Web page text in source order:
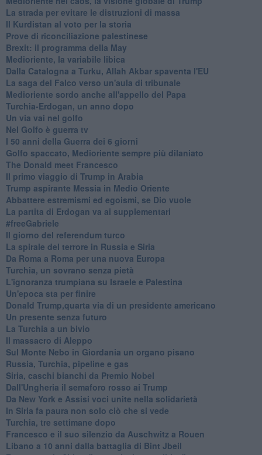
La strada per evitare le distruzioni di massa
Il Kurdistan al voto per la storia
Prove di riconciliazione palestinese
Brexit: il programma della May
Medioriente, la variabile libica
Dalla Catalogna a Turku, Allah Akbar spaventa l'EU
La saga del Falco verso un'aula di tribunale
Medioriente sordo anche all'appello del Papa
Turchia-Erdogan, un anno dopo
Un via vai nel golfo
Nel Golfo è guerra tv
I 50 anni della Guerra dei 6 giorni
Golfo spaccato, Medioriente sempre più dilaniato
The Donald meet Francesco
Il primo viaggio di Trump in Arabia
Trump aspirante Messia in Medio Oriente
Abbattere estremismi ed egoismi, se Dio vuole
La partita di Erdogan va ai supplementari
#freeGabriele
Il giorno del referendum turco
La spirale del terrore in Russia e Siria
Da Roma a Roma per una nuova Europa
Turchia, un sovrano senza pietà
L'ignoranza trumpiana su Israele e Palestina
Un'epoca sta per finire
Donald Trump,quarta via di un presidente americano
Un presente senza futuro
La Turchia a un bivio
Il massacro di Aleppo
Sul Monte Nebo in Giordania un organo pisano
Russia, Turchia, pipeline e gas
Siria, caschi bianchi da Premio Nobel
Dall'Ungheria il semaforo rosso ai Trump
Da New York e Assisi voci unite nella solidarietà
In Siria fa paura non solo ciò che si vede
Turchia, tre settimane dopo
Francesco e il suo silenzio da Auschwitz a Rouen
Libano a 10 anni dalla battaglia di Bint Jbeil